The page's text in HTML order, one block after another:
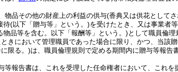
物品その他の財産上の利益の供与(香典又は供花として
待(以下「贈与等」という。)を受けたとき、又は事業者
品等を含む。以下「報酬等」という。)として職員倫
きにおいて管理職員であった場合に限り、かつ、当該
限る。)は、職員倫理規則で定める期間内に贈与等報告
等報告書は、これを受理した任命権者において、これ